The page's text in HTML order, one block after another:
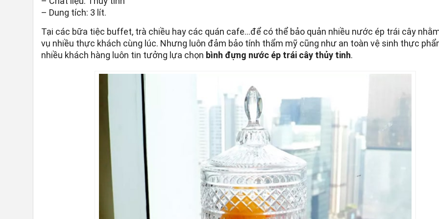
– Dung tích: 3 lít.
Tại các bữa tiệc buffet, trà chiều hay các quán cafe…để có thể bảo quản nhiều nước ép trái cây
vụ nhiều thực khách cùng lúc. Nhưng luôn đảm bảo tính thẩm mỹ cũng như an toàn vệ sinh thực
nhiều khách hàng luôn tin tưởng lựa chọn bình đựng nước ép trái cây thủy tinh.